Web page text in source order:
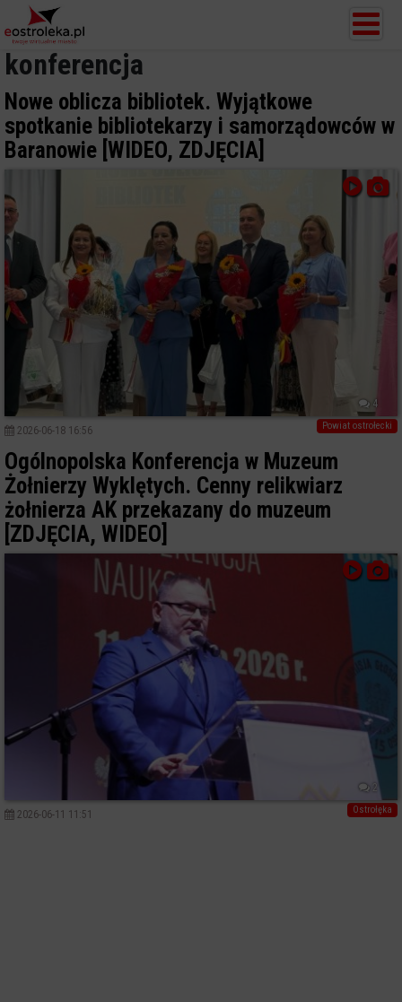
konferencja
Nowe oblicza bibliotek. Wyjątkowe
spotkanie bibliotekarzy i samorządowców w
Baranowie [WIDEO, ZDJĘCIA]
4
Powiat ostrołecki
2026-06-18 16:56
Ogólnopolska Konferencja w Muzeum
Żołnierzy Wyklętych. Cenny relikwiarz
żołnierza AK przekazany do muzeum
[ZDJĘCIA, WIDEO]
2
Ostrołęka
2026-06-11 11:51